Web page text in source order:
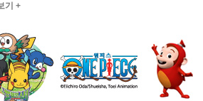
기 +